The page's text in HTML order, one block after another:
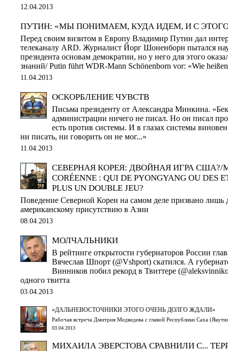
12.04.2013
ПУТИН: «МЫ ПОНИМАЕМ, КУДА ИДЕМ, И С
Перед своим визитом в Европу Владимир Путин дал
телеканалу ARD. Журналист Йорг Шоненборн пытался
президента основам демократии, но у него для этого
знаний/ Putin führt WDR-Mann Schönenborn vor: «Wie
11.04.2013
ОСКОРБЛЕНИЕ ЧУВСТВ
Письма президенту от Александра Минкина.
администрации ничего не писал. Но он писал
есть против системы. И в глазах системы
ни писать, ни говорить он не мог...»
11.04.2013
СЕВЕРНАЯ КОРЕЯ: ДВОЙНАЯ ИГРА США?/
CORÉENNE : QUI DE PYONGYANG OU DES
PLUS UN DOUBLE JEU?
Поведение Северной Кореи на самом деле призвано лишь
американскому присутствию в Азии
08.04.2013
МОЛЧАЛЬНИКИ
В рейтинге открытости губернаторов России
Вячеслав Шпорт (@Vshport) скатился. А
Винников побил рекорд в Твиттере
одного твитта
03.04.2013
«ДАЛЬНЕВОСТОЧНИКИ ЭТОГО ОЧЕНЬ ДОЛГО ЖДАЛИ»
Рабочая встреча Дмитрия Медведева с главой Республики Саха
03.04.2013
МИХАИЛА ЭВЕРСТОВА СРАВНИЛИ С...